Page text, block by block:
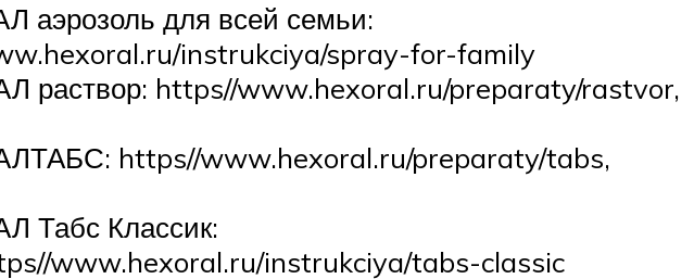
аэрозоль для всей семьи:
instrukciya/spray-for-family
раствор: https//www.hexoral.ru/preparaty/rastvor,
https//www.hexoral.ru/preparaty/tabs,
Табс Классик:
www.hexoral.ru/instrukciya/tabs-classic